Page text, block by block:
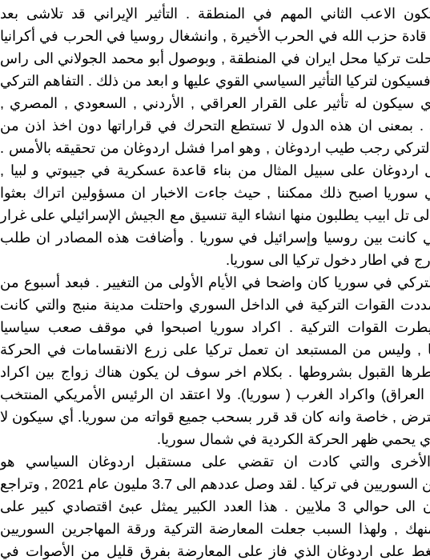
الاعب الثاني المهم في المنطقة . التأثير الإيراني قد تلاشى بعد
قادة حزب الله في الحرب الأخيرة , وانشغال روسيا في الحرب في أكرانيا
تركيا محل ايران في المنطقة , وبوصول أبو محمد الجولاني الى راس
لتركيا التأثير السياسي القوي عليها و ابعد من ذلك . التفاهم التركي
سيكون له تأثير على القرار العراقي , الأردني , السعودي , المصري ,
. بمعنى ان هذه الدول لا تستطع التحرك في قراراتها دون اخذ اذن من
رجب طيب اردوغان , وهو امرا فشل اردوغان من تحقيقه بالأمس .
على سبيل المثال من بناء قاعدة عسكرية في جيبوتي و لبيا ,
اصبح ذلك ممكننا , حيث جاءت الاخبار ان مسؤولين اتراك بعثوا
تل ابيب يطلبون منها انشاء الية تنسيق مع الجيش الإسرائيلي على غرار
كانت بين روسيا وإسرائيل في سوريا . وأضافت هذه المصادر ان طلب
في اطار دخول تركيا الى سوريا.
في سوريا كان واضحا في الأيام الأولى من التغيير . فبعد أسبوع من
تمددت القوات التركية في الداخل السوري واحتلت مدينة منبج والتي كانت
القوات التركية . اكراد سوريا اصبحوا في موقف صعب سياسيا
, وليس من المستبعد ان تعمل تركيا على زرع الانقسامات في الحركة
القبول بشروطها . بكلام اخر سوف لن يكون هناك زواج بين اكراد
واكراد الغرب ( سوريا). ولا اعتقد ان الرئيس الأمريكي المنتخب
, خاصة وانه كان قد قرر بسحب جميع قواته من سوريا. أي سيكون لا
يحمي ظهر الحركة الكردية في شمال سوريا.
الأخرى والتي كادت ان تقضي على مستقبل اردوغان السياسي هو
المهاجرين السوريين في تركيا . لقد وصل عددهم الى 3.7 مليون عام 2021 , وتراجع
العدد الان الى حوالي 3 ملايين . هذا العدد الكبير يمثل عبئ اقتصادي كبير على
, ولهذا السبب جعلت المعارضة التركية ورقة المهاجرين السوريين
على اردوغان الذي فاز على المعارضة بفرق قليل من الأصوات في